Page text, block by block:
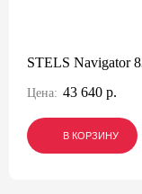
STELS Navigator
Цена: 43 640 р.
В КОРЗИНУ
В КОРЗИНУ
В КОРЗИНУ